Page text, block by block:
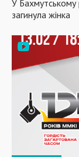
У Бахмутському
загинула жінка